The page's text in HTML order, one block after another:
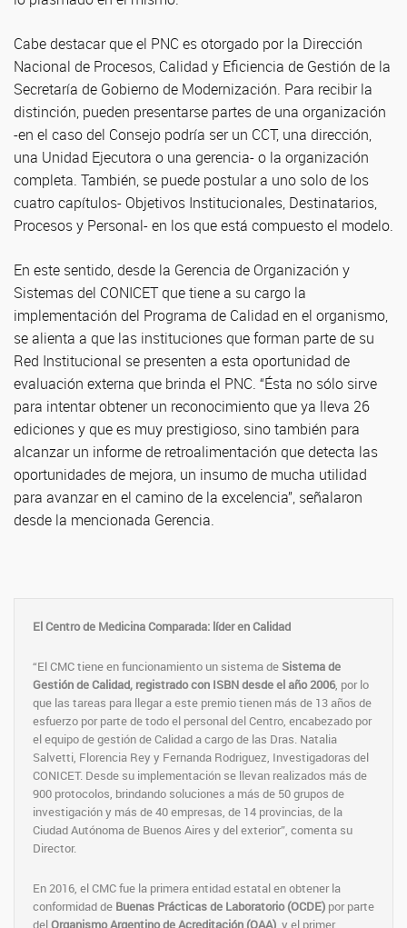
Cabe destacar que el PNC es otorgado por la Dirección
Nacional de Procesos, Calidad y Eficiencia de Gestión de la
Secretaría de Gobierno de Modernización. Para recibir la
distinción, pueden presentarse partes de una organización
-en el caso del Consejo podría ser un CCT, una dirección,
una Unidad Ejecutora o una gerencia- o la organización
completa. También, se puede postular a uno solo de los
cuatro capítulos- Objetivos Institucionales, Destinatarios,
Procesos y Personal- en los que está compuesto el modelo.
En este sentido, desde la Gerencia de Organización y
Sistemas del CONICET que tiene a su cargo la
implementación del Programa de Calidad en el organismo,
se alienta a que las instituciones que forman parte de su
Red Institucional se presenten a esta oportunidad de
evaluación externa que brinda el PNC. “Ésta no sólo sirve
para intentar obtener un reconocimiento que ya lleva 26
ediciones y que es muy prestigioso, sino también para
alcanzar un informe de retroalimentación que detecta las
oportunidades de mejora, un insumo de mucha utilidad
para avanzar en el camino de la excelencia”, señalaron
desde la mencionada Gerencia.
El Centro de Medicina Comparada: líder en Calidad
“El CMC tiene en funcionamiento un sistema deSistema de
Gestión de Calidad, registrado con ISBN desde el año 2006, por lo
que las tareas para llegar a este premio tienen más de 13 años de
esfuerzo por parte de todo el personal del Centro, encabezado por
el equipo de gestión de Calidad a cargo de las Dras. Natalia
Salvetti, Florencia Rey y Fernanda Rodriguez, Investigadoras del
CONICET. Desde su implementación se llevan realizados más de
900 protocolos, brindando soluciones a más de 50 grupos de
investigación y más de 40 empresas, de 14 provincias, de la
Ciudad Autónoma de Buenos Aires y del exterior”, comenta su
Director.
En 2016, el CMC fue la primera entidad estatal en obtener la
conformidad de Buenas Prácticas de Laboratorio (OCDE) por parte
delOrganismo Argentino de Acreditación (OAA), y el primer